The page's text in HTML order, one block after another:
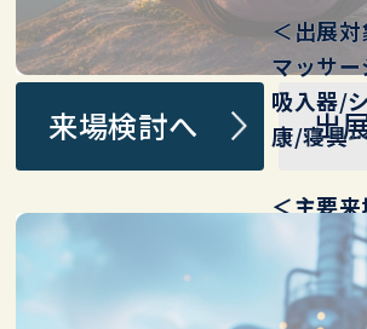
＜出展対
マッサ
吸入器/
康/ 寝具
＜主要
健康施
施設/
卸…
来場検討へ 出